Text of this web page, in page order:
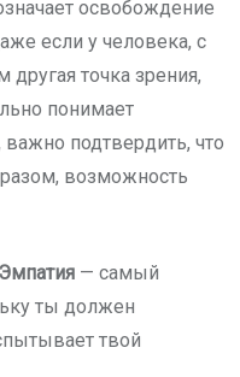
освобождение
если у человека, с
точка зрения,
понимает
подтвердить, что
возможность
Эмпатия — самый
ты должен
твой